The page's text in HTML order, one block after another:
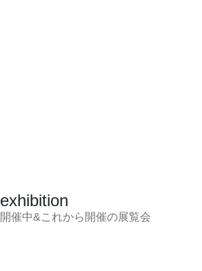
exhibition
開催中&これから開催の展覧会